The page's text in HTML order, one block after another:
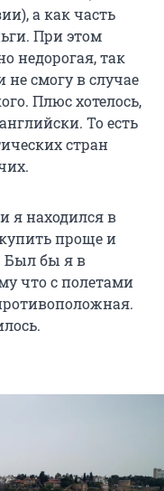
а как часть
При этом
недорогая, так
не смогу в случае
Плюс хотелось,
То есть
стран
я находился в
проще и
Был бы я в
что с полетами